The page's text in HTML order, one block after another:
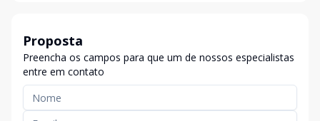
Proposta
Preencha os campos para que um de nossos especialistas
entre em contato